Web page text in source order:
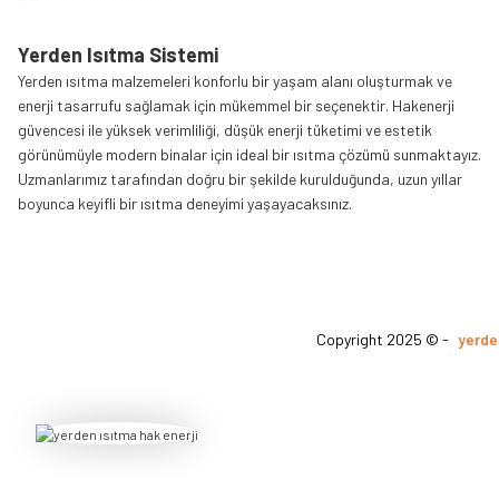
Yerden Isıtma Sistemi
Yerden ısıtma malzemeleri konforlu bir yaşam alanı oluşturmak ve
enerji tasarrufu sağlamak için mükemmel bir seçenektir. Hakenerji
güvencesi ile yüksek verimliliği, düşük enerji tüketimi ve estetik
görünümüyle modern binalar için ideal bir ısıtma çözümü sunmaktayız.
Uzmanlarımız tarafından doğru bir şekilde kurulduğunda, uzun yıllar
boyunca keyifli bir ısıtma deneyimi yaşayacaksınız.
Copyright 2025 © -